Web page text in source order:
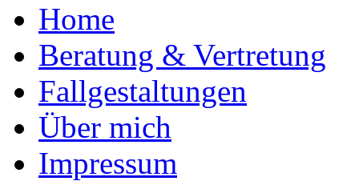
Home
Beratung & Vertretung
Fallgestaltungen
Über mich
Impressum